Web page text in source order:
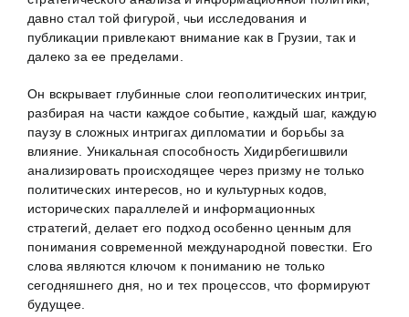
давно стал той фигурой, чьи исследования и
публикации привлекают внимание как в Грузии, так и
далеко за ее пределами.
Он вскрывает глубинные слои геополитических интриг,
разбирая на части каждое событие, каждый шаг, каждую
паузу в сложных интригах дипломатии и борьбы за
влияние. Уникальная способность Хидирбегишвили
анализировать происходящее через призму не только
политических интересов, но и культурных кодов,
исторических параллелей и информационных
стратегий, делает его подход особенно ценным для
понимания современной международной повестки. Его
слова являются ключом к пониманию не только
сегодняшнего дня, но и тех процессов, что формируют
будущее.